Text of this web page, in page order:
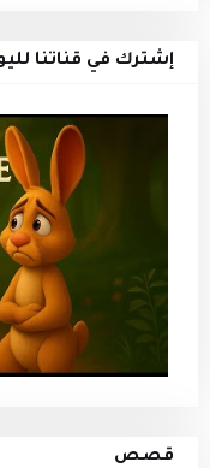
إشترك في قناتنا
قصص